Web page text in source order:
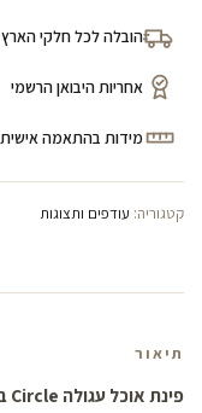
הובלה לכל חלקי הארץ
אחריות היבואן הרשמי
מידות בהתאמה אישית
קטגוריה: עודפים ותצוגות
תיאור